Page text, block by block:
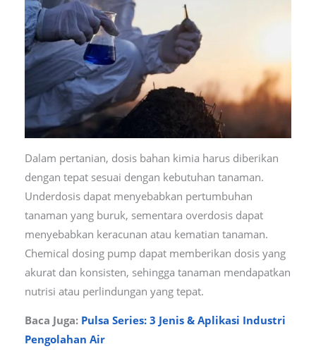
Dalam pertanian, dosis bahan kimia harus diberikan
dengan tepat sesuai dengan kebutuhan tanaman.
Underdosis dapat menyebabkan pertumbuhan
tanaman yang buruk, sementara overdosis dapat
menyebabkan keracunan atau kematian tanaman.
Chemical dosing pump dapat memberikan dosis yang
akurat dan konsisten, sehingga tanaman mendapatkan
nutrisi atau perlindungan yang tepat.
Baca Juga: Pulsa Series: 3 Jenis & Aplikasi Industri
Pengolahan Air